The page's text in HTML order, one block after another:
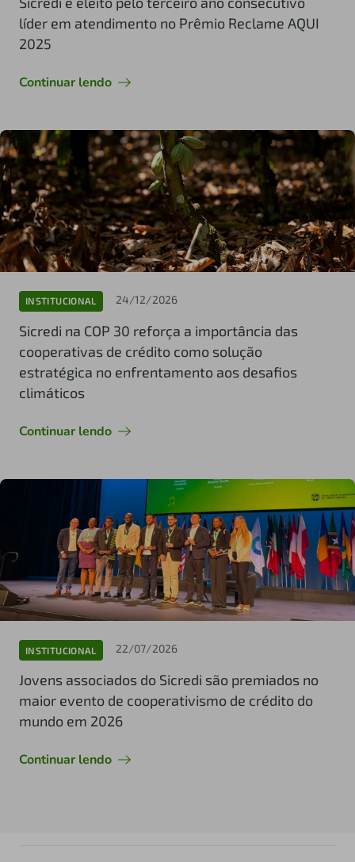
líder em atendimento no Prêmio Reclame AQUI
2025
Continuar lendo
INSTITUCIONAL 24/12/2026
Sicredi na COP 30 reforça a importância das
cooperativas de crédito como solução
estratégica no enfrentamento aos desafios
climáticos
Continuar lendo
INSTITUCIONAL 22/07/2026
Jovens associados do Sicredi são premiados no
maior evento de cooperativismo de crédito do
mundo em 2026
Continuar lendo